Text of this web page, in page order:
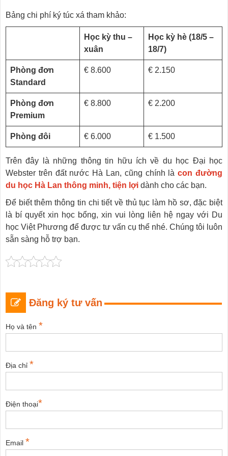
Bảng chi phí ký túc xá tham khảo:
Học kỳ thu –
xuân
Học kỳ hè (18/5 –
18/7)
Phòng đơn
Standard
€ 8.600 € 2.150
Phòng đơn
Premium
€ 8.800 € 2.200
Phòng đôi € 6.000 € 1.500
Trên đây là những thông tin hữu ích về du học Đại học
Webster trên đất nước Hà Lan, cũng chính làcon đường
du học Hà Lan thông minh, tiện lợi dành cho các bạn.
Để biết thêm thông tin chi tiết về thủ tục làm hồ sơ, đặc biệt
là bí quyết xin học bổng, xin vui lòng liên hệ ngay với Du
học Việt Phương để được tư vấn cụ thể nhé. Chúng tôi luôn
sẵn sàng hỗ trợ bạn.
Đăng ký tư vấn
Họ và tên *
Địa chỉ *
Điện thoại*
Email *